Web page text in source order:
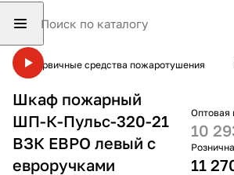
Первичные средства пожаротушения
Шкаф пожарный
ШП-К-Пульс-320-21
ВЗК ЕВРО левый с
евроручками
Оптовая
10
11